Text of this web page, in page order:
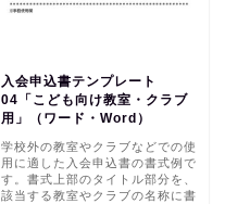
入会申込書テンプレート
04「こども向け教室・クラブ
用」（ワード・Word）
学校外の教室やクラブなどでの使
用に適した入会申込書の書式例で
す。書式上部のタイトル部分を、
該当する教室やクラブの名称に書